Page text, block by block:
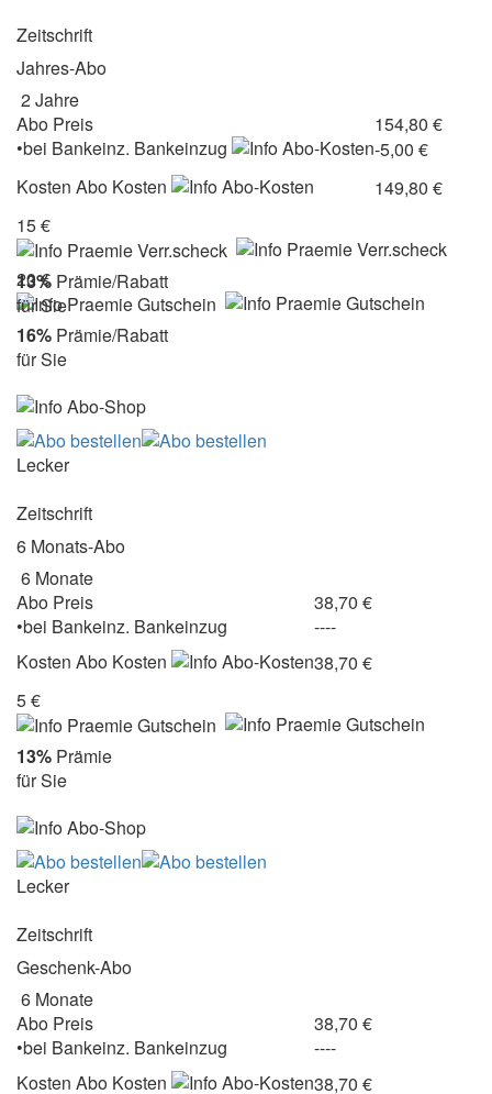
Zeitschrift
Jahres-Abo
2 Jahre
Abo Preis
154,80 €
•bei Bankeinz. Bankeinzug
-5,00 €
Kosten Abo Kosten
149,80 €
15 €
13% Prämie/Rabatt
für Sie
20 €
16% Prämie/Rabatt
für Sie
Lecker
Zeitschrift
6 Monats-Abo
6 Monate
Abo Preis
38,70 €
•bei Bankeinz. Bankeinzug
----
Kosten Abo Kosten
38,70 €
5 €
13% Prämie
für Sie
Lecker
Zeitschrift
Geschenk-Abo
6 Monate
Abo Preis
38,70 €
•bei Bankeinz. Bankeinzug
----
Kosten Abo Kosten 38,70 €